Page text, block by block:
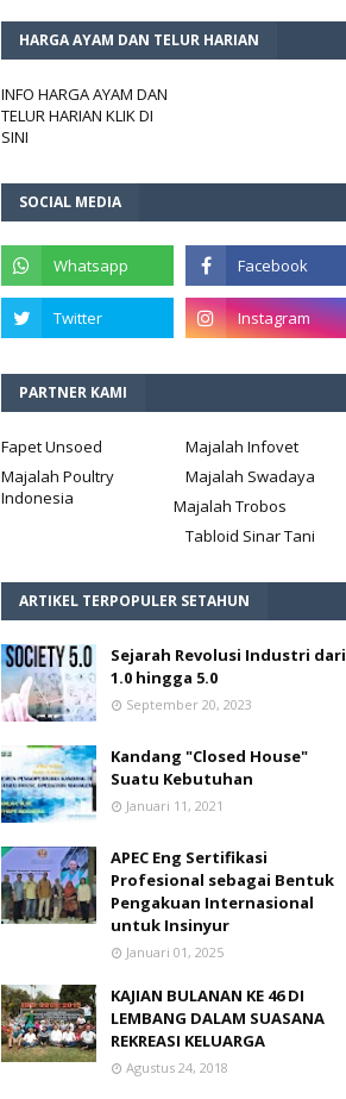
HARGA AYAM DAN TELUR HARIAN
INFO HARGA AYAM DAN
TELUR HARIAN KLIK DI
SINI
SOCIAL MEDIA
PARTNER KAMI
Fapet Unsoed
Majalah Infovet
Majalah Poultry
Indonesia
Majalah Swadaya
Majalah Trobos
Tabloid Sinar Tani
ARTIKEL TERPOPULER SETAHUN
Sejarah Revolusi Industri dari
1.0 hingga 5.0
September 20, 2023
Kandang "Closed House"
Suatu Kebutuhan
Januari 11, 2021
APEC Eng Sertifikasi
Profesional sebagai Bentuk
Pengakuan Internasional
untuk Insinyur
Januari 01, 2025
KAJIAN BULANAN KE 46 DI
LEMBANG DALAM SUASANA
REKREASI KELUARGA
Agustus 24, 2018